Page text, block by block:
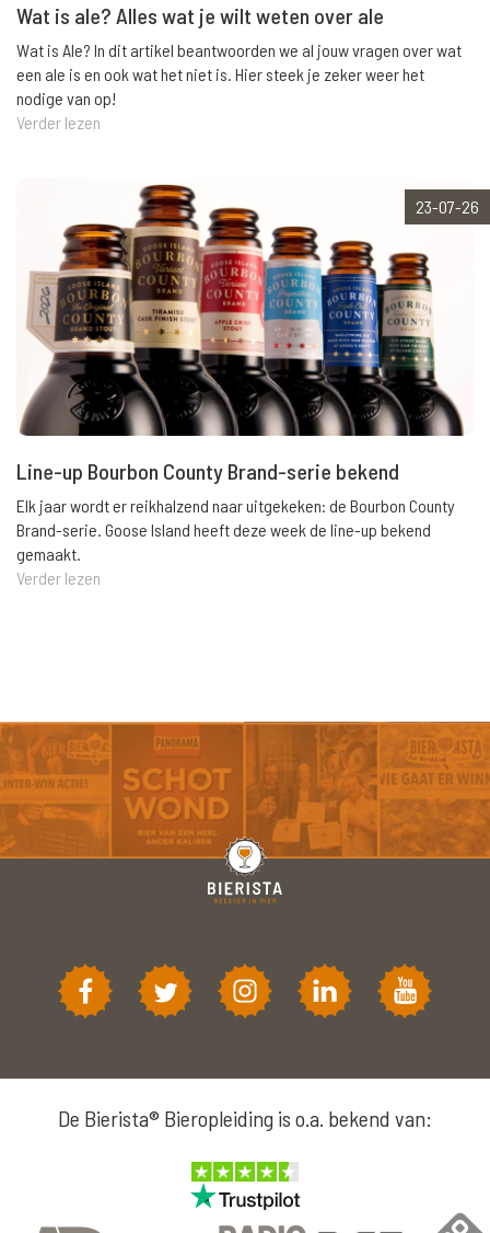
Wat is ale? Alles wat je wilt weten over ale
Wat is Ale? In dit artikel beantwoorden we al jouw vragen over wat
een ale is en ook wat het niet is. Hier steek je zeker weer het
nodige van op!
Verder lezen
23-07-26
Line-up Bourbon County Brand-serie bekend
Elk jaar wordt er reikhalzend naar uitgekeken: de Bourbon County
Brand-serie. Goose Island heeft deze week de line-up bekend
gemaakt.
Verder lezen
De Bierista® Bieropleiding is o.a. bekend van: